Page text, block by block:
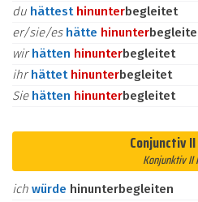
du hättest hinunterbegleitet
er/sie/es hätte hinunter
wirhätten hinunterbegleitet
ihrhättet hinunterbegleitet
Sie hätten hinunterbegleitet
Conjunctiv
Konjunktiv II
ich würde hinunterbegleiten